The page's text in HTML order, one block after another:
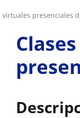
virtuales presenciales